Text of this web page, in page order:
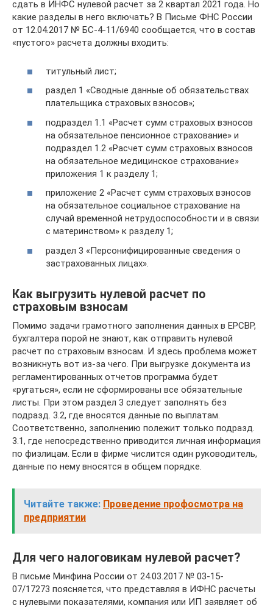
сдать в ИНФС нулевой расчет за 2 квартал 2021 года. Но
какие разделы в него включать? В Письме ФНС России
от 12.04.2017 № БС-4-11/6940 сообщается, что в состав
«пустого» расчета должны входить:
титульный лист;
раздел 1 «Сводные данные об обязательствах
плательщика страховых взносов»;
подраздел 1.1 «Расчет сумм страховых взносов
на обязательное пенсионное страхование» и
подраздел 1.2 «Расчет сумм страховых взносов
на обязательное медицинское страхование»
приложения 1 к разделу 1;
приложение 2 «Расчет сумм страховых взносов
на обязательное социальное страхование на
случай временной нетрудоспособности и в связи
с материнством» к разделу 1;
раздел 3 «Персонифицированные сведения о
застрахованных лицах».
Как выгрузить нулевой расчет по
страховым взносам
Помимо задачи грамотного заполнения данных в ЕРСВР,
бухгалтера порой не знают, как отправить нулевой
расчет по страховым взносам. И здесь проблема может
возникнуть вот из-за чего. При выгрузке документа из
регламентированных отчетов программа будет
«ругаться», если не сформированы все обязательные
листы. При этом раздел 3 следует заполнять без
подразд. 3.2, где вносятся данные по выплатам.
Соответственно, заполнению полежит только подразд.
3.1, где непосредственно приводится личная информация
по физлицам. Если в фирме числится один руководитель,
данные по нему вносятся в общем порядке.
Читайте также: Проведение профосмотра на
предприятии
Для чего налоговикам нулевой расчет?
В письме Минфина России от 24.03.2017 № 03-15-
07/17273 поясняется, что представляя в ИФНС расчеты
с нулевыми показателями, компания или ИП заявляет об